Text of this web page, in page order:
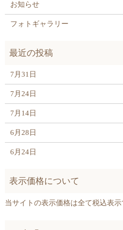
お知らせ
フォトギャラリー
7月31日
7月24日
7月14日
6月28日
6月24日